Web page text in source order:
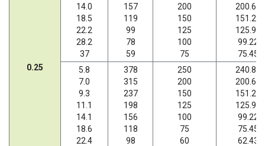
0.25
14.0
18.5
22.2
28.2
37
157
119
99
78
59
200
150
125
100
75
200.66
151.20
125.95
99.22
75.45
5.8
7.0
9.3
11.1
14.1
18.6
22.4
378
315
237
198
156
118
98
250
200
150
125
100
75
60
240.89
200.66
151.20
125.95
99.22
75.45
62.43